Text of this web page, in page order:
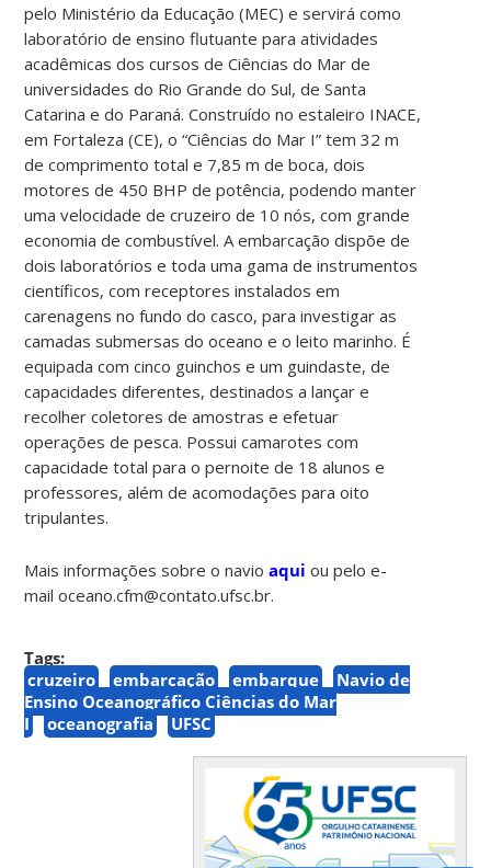
pelo Ministério da Educação (MEC) e servirá como
laboratório de ensino flutuante para atividades
acadêmicas dos cursos de Ciências do Mar de
universidades do Rio Grande do Sul, de Santa
Catarina e do Paraná. Construído no estaleiro INACE,
em Fortaleza (CE), o “Ciências do Mar I” tem 32 m
de comprimento total e 7,85 m de boca, dois
motores de 450 BHP de potência, podendo manter
uma velocidade de cruzeiro de 10 nós, com grande
economia de combustível. A embarcação dispõe de
dois laboratórios e toda uma gama de instrumentos
científicos, com receptores instalados em
carenagens no fundo do casco, para investigar as
camadas submersas do oceano e o leito marinho. É
equipada com cinco guinchos e um guindaste, de
capacidades diferentes, destinados a lançar e
recolher coletores de amostras e efetuar
operações de pesca. Possui camarotes com
capacidade total para o pernoite de 18 alunos e
professores, além de acomodações para oito
tripulantes.
Mais informações sobre o navioaqui ou pelo e-
mail oceano.cfm@contato.ufsc.br.
Tags:
cruzeiro
embarcação embarque
Navio de
Ensino Oceanográfico Ciências do Mar
I
oceanografia UFSC